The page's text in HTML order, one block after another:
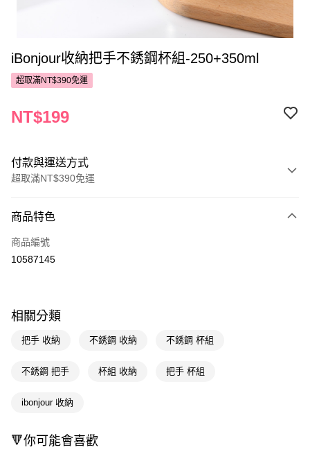
iBonjour收納把手不銹鋼杯組-250+350ml
超取滿NT$390免運
NT$199
付款與運送方式
超取滿NT$390免運
POYA支付
信用卡一次付款
悠遊付
Google Pay
相關說明
商品特色
商品編號
10587145
相關分類
把手 收納 不銹鋼 收納 不銹鋼 杯組
不銹鋼 把手 杯組 收納 把手 杯組
ibonjour 收納
🔻你可能會喜歡